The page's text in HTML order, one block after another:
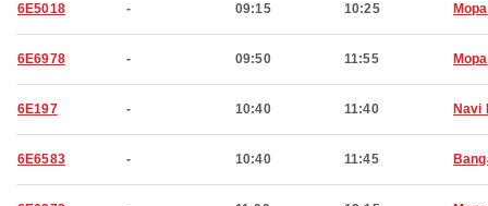
6E5018 - 09:15 10:25 Mopa
6E6978 - 09:50 11:55 Mopa
6E197 - 10:40 11:40 Navi
6E6583 - 10:40 11:45